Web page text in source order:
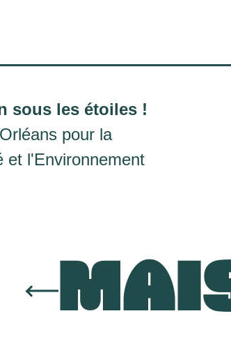
sous les étoiles !
pour la
et l'Environnement